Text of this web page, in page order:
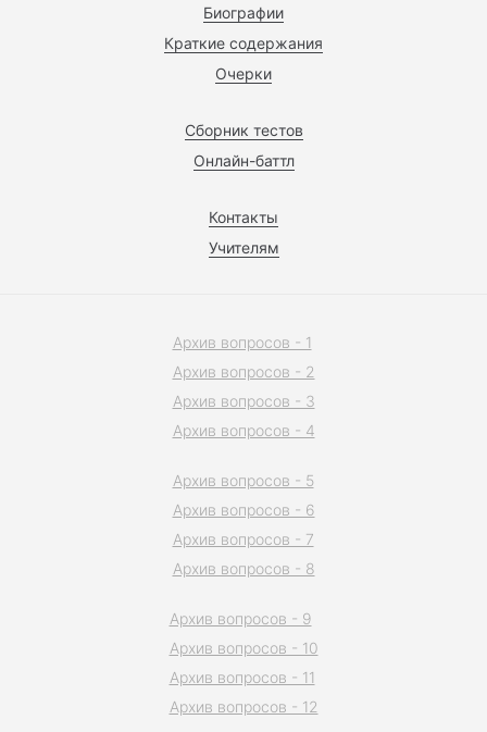
Биографии
Краткие содержания
Очерки
Сборник тестов
Онлайн-баттл
Контакты
Учителям
Архив вопросов - 1
Архив вопросов - 2
Архив вопросов - 3
Архив вопросов - 4
Архив вопросов - 5
Архив вопросов - 6
Архив вопросов - 7
Архив вопросов - 8
Архив вопросов - 9
Архив вопросов - 10
Архив вопросов - 11
Архив вопросов - 12